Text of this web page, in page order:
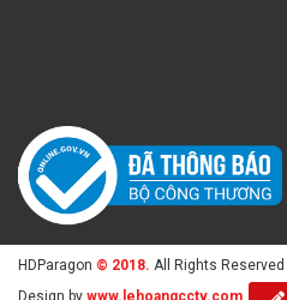
HDParagon © 2018. All Rights Reserved
Design by www.lehoangcctv.com